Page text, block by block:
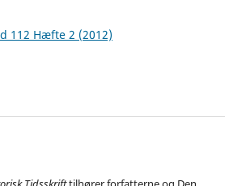
112 Hæfte 2 (2012)